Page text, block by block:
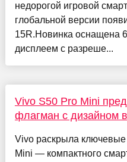
недорогой игровой
глобальной версии
15R.Новинка оснащена
дисплеем с разреше...
Vivo S50 Pro Mini
флагман с дизайном
Vivo раскрыла ключевые
Mini — компактного